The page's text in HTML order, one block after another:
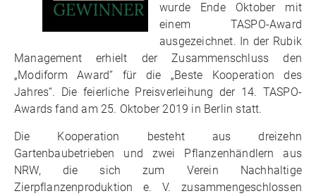
wurde Ende Oktober mit
einem TASPO-Award
ausgezeichnet. In der Rubik
Management erhielt der Zusammenschluss den
„Modiform Award“ für die „Beste Kooperation des
Jahres“. Die feierliche Preisverleihung der 14. TASPO-
Awards fand am 25. Oktober 2019 in Berlin statt.
Die Kooperation besteht aus dreizehn
Gartenbaubetrieben und zwei Pflanzenhändlern aus
NRW, die sich zum Verein Nachhaltige
Zierpflanzenproduktion e. V. zusammengeschlossen